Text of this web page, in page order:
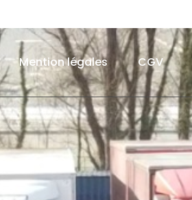
Mention légales CGV